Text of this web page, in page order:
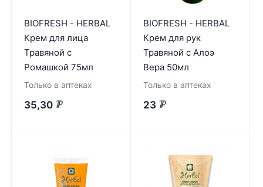
BIOFRESH - HERBAL
Крем для лица
Травяной с
Ромашкой 75мл
Только в аптеках
35,30 ₽
BIOFRESH - HERBAL
Крем для рук
Травяной с Алоэ
Вера 50мл
Только в аптеках
23 ₽